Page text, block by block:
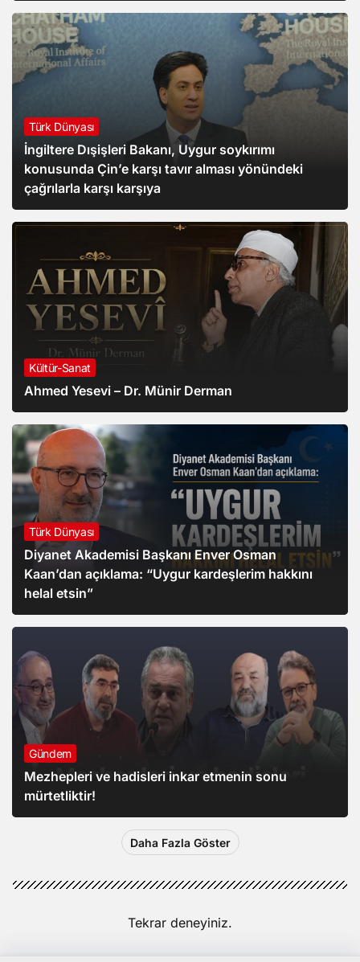
Türk Dünyası
İngiltere Dışişleri Bakanı, Uygur soykırımı
konusunda Çin’e karşı tavır alması yönündeki
çağrılarla karşı karşıya
Kültür-Sanat
Ahmed Yesevi – Dr. Münir Derman
Türk Dünyası
Diyanet Akademisi Başkanı Enver Osman
Kaan’dan açıklama: “Uygur kardeşlerim hakkını
helal etsin”
Gündem
Mezhepleri ve hadisleri inkar etmenin sonu
mürtetliktir!
Daha Fazla Göster
Tekrar deneyiniz.